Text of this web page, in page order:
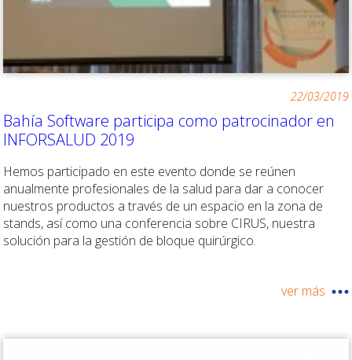
22/03/2019
Bahía Software participa como patrocinador en
INFORSALUD 2019
Hemos participado en este evento donde se reúnen
anualmente profesionales de la salud para dar a conocer
nuestros productos a través de un espacio en la zona de
stands, así como una conferencia sobre CIRUS, nuestra
solución para la gestión de bloque quirúrgico.
ver más